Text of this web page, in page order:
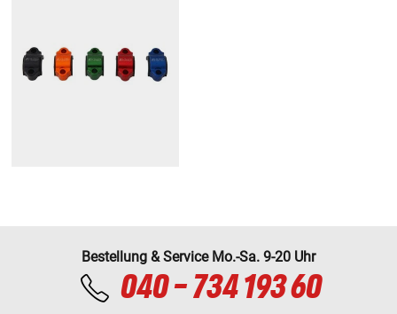
Bestellung & Service Mo.-Sa. 9-20 Uhr
040 - 734 193 60